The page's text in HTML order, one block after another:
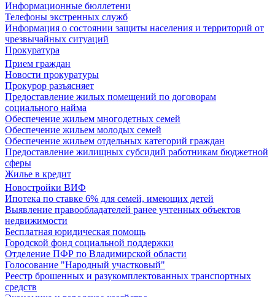
Информационные бюллетени
Телефоны экстренных служб
Информация о состоянии защиты населения и территорий от
чрезвычайных ситуаций
Прокуратура
Прием граждан
Новости прокуратуры
Прокурор разъясняет
Предоставление жилых помещений по договорам
социального найма
Обеспечение жильем многодетных семей
Обеспечение жильем молодых семей
Обеспечение жильем отдельных категорий граждан
Предоставление жилищных субсидий работникам бюджетной
сферы
Жилье в кредит
Новостройки ВИФ
Ипотека по ставке 6% для семей, имеющих детей
Выявление правообладателей ранее учтенных объектов
недвижимости
Бесплатная юридическая помощь
Городской фонд социальной поддержки
Отделение ПФР по Владимирской области
Голосование "Народный участковый"
Реестр брошенных и разукомплектованных транспортных
средств